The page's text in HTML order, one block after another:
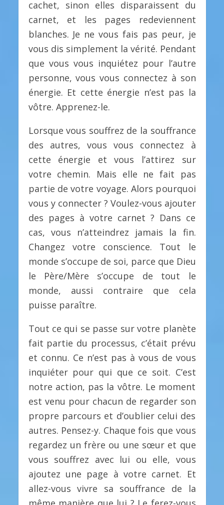
cachet, sinon elles disparaissent du
carnet, et les pages redeviennent
blanches. Je ne vous fais pas peur, je
vous dis simplement la vérité. Pendant
que vous vous inquiétez pour l’autre
personne, vous vous connectez à son
énergie. Et cette énergie n’est pas la
vôtre. Apprenez-le.
Lorsque vous souffrez de la souffrance
des autres, vous vous connectez à
cette énergie et vous l’attirez sur
votre chemin. Mais elle ne fait pas
partie de votre voyage. Alors pourquoi
vous y connecter ? Voulez-vous ajouter
des pages à votre carnet ? Dans ce
cas, vous n’atteindrez jamais la fin.
Changez votre conscience. Tout le
monde s’occupe de soi, parce que Dieu
le Père/Mère s’occupe de tout le
monde, aussi contraire que cela
puisse paraître.
Tout ce qui se passe sur votre planète
fait partie du processus, c’était prévu
et connu. Ce n’est pas à vous de vous
inquiéter pour qui que ce soit. C’est
notre action, pas la vôtre. Le moment
est venu pour chacun de regarder son
propre parcours et d’oublier celui des
autres. Pensez-y. Chaque fois que vous
regardez un frère ou une sœur et que
vous souffrez avec lui ou elle, vous
ajoutez une page à votre carnet. Et
allez-vous vivre sa souffrance de la